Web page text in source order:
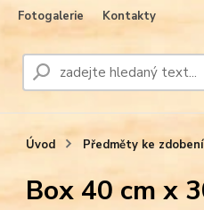
Fotogalerie Kontakty
Úvod Předměty ke zdobení
Box 40 cm x